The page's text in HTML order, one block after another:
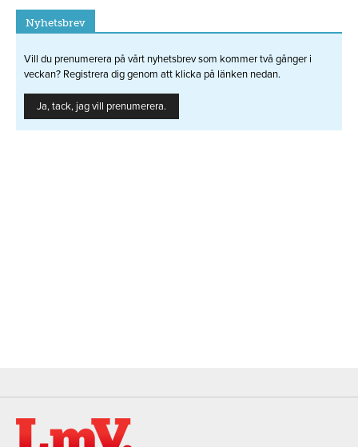
Nyhetsbrev
Vill du prenumerera på vårt nyhetsbrev som kommer två gånger i
veckan? Registrera dig genom att klicka på länken nedan.
Ja, tack, jag vill prenumerera.